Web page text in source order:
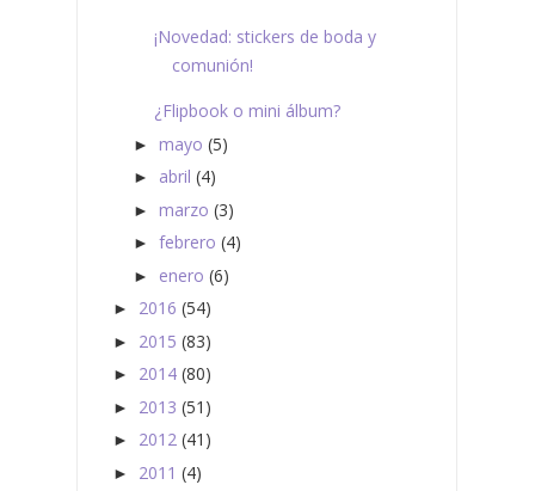
¡Novedad: stickers de boda y
comunión!
¿Flipbook o mini álbum?
► mayo (5)
► abril (4)
► marzo (3)
► febrero (4)
► enero (6)
► 2016 (54)
► 2015 (83)
► 2014 (80)
► 2013 (51)
► 2012 (41)
► 2011 (4)